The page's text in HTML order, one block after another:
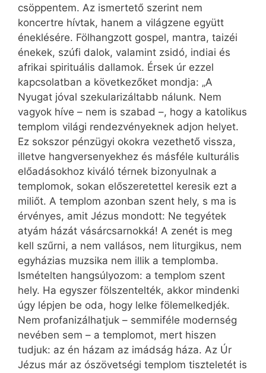
csöppentem. Az ismertető szerint nem
koncertre hívtak, hanem a világzene együtt
éneklésére. Fölhangzott gospel, mantra, taizéi
énekek, szúfi dalok, valamint zsidó, indiai és
afrikai spirituális dallamok. Érsek úr ezzel
kapcsolatban a következőket mondja: „A
Nyugat jóval szekularizáltabb nálunk. Nem
vagyok híve – nem is szabad –, hogy a katolikus
templom világi rendezvényeknek adjon helyet.
Ez sokszor pénzügyi okokra vezethető vissza,
illetve hangversenyekhez és másféle kulturális
előadásokhoz kiváló térnek bizonyulnak a
templomok, sokan előszeretettel keresik ezt a
miliőt. A templom azonban szent hely, s ma is
érvényes, amit Jézus mondott: Ne tegyétek
atyám házát vásárcsarnokká! A zenét is meg
kell szűrni, a nem vallásos, nem liturgikus, nem
egyházias muzsika nem illik a templomba.
Ismételten hangsúlyozom: a templom szent
hely. Ha egyszer fölszentelték, akkor mindenki
úgy lépjen be oda, hogy lelke fölemelkedjék.
Nem profanizálhatjuk – semmiféle modernség
nevében sem – a templomot, mert hiszen
tudjuk: az én házam az imádság háza. Az Úr
Jézus már az ószövetségi templom tiszteletét is